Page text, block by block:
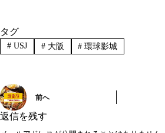
タグ
#USJ #大阪 # 環球影城
前へ
返信を残す